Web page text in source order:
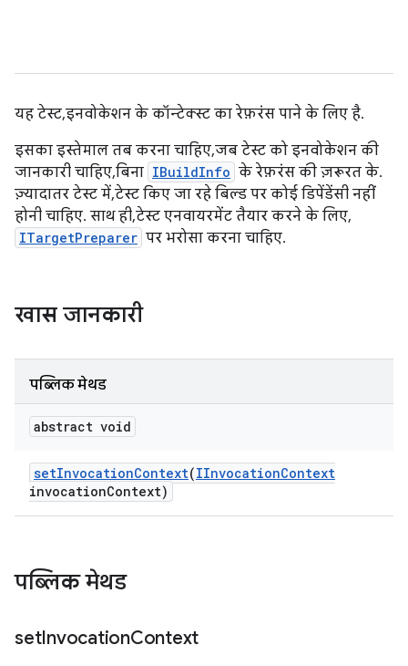
यह टेस्ट, इनवोकेशन के कॉन्टेक्स्ट का रेफ़रंस पाने के लिए है.
इसका इस्तेमाल तब करना चाहिए, जब टेस्ट को इनवोकेशन की
जानकारी चाहिए, बिना IBuildInfo के रेफ़रंस की ज़रूरत के.
ज़्यादातर टेस्ट में, टेस्ट किए जा रहे बिल्ड पर कोई डिपेंडेंसी नहीं
होनी चाहिए. साथ ही, टेस्ट एनवायरमेंट तैयार करने के लिए,
ITargetPreparer पर भरोसा करना चाहिए.
खास जानकारी
पब्लिक मेथड
abstract void
setInvocationContext(IInvocationContext
invocationContext)
पब्लिक मेथड
setInvocationContext